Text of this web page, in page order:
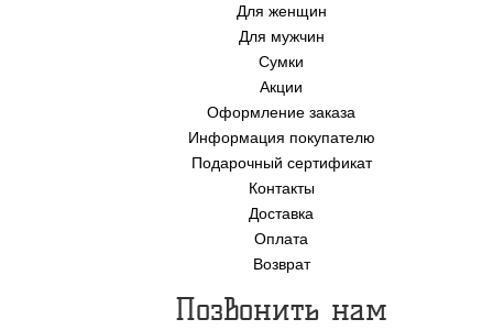
Для женщин
Для мужчин
Сумки
Акции
Оформление заказа
Информация покупателю
Подарочный сертификат
Контакты
Доставка
Оплата
Возврат
Позвонить нам